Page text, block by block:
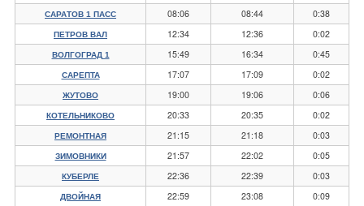
САРАТОВ 1 ПАСС 08:06 08:44 0:38
ПЕТРОВ ВАЛ 12:34 12:36 0:02
ВОЛГОГРАД 1 15:49 16:34 0:45
САРЕПТА 17:07 17:09 0:02
ЖУТОВО 19:00 19:06 0:06
КОТЕЛЬНИКОВО 20:33 20:35 0:02
РЕМОНТНАЯ 21:15 21:18 0:03
ЗИМОВНИКИ 21:57 22:02 0:05
КУБЕРЛЕ 22:36 22:39 0:03
ДВОЙНАЯ 22:59 23:08 0:09